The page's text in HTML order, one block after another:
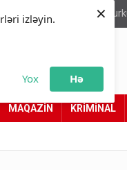
izləyin.
Yox Hə
×
449 94 05
MAQAZİN KRİMİNAL